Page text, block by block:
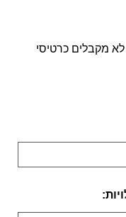
מקבלים כרטיסי